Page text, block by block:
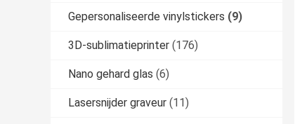
Gepersonaliseerde vinylstickers (9)
3D-sublimatieprinter (176)
Nano gehard glas (6)
Lasersnijder graveur (11)